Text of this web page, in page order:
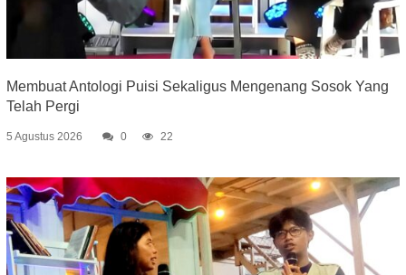
Membuat Antologi Puisi Sekaligus Mengenang Sosok Yang
Telah Pergi
5 Agustus 2026 0 22